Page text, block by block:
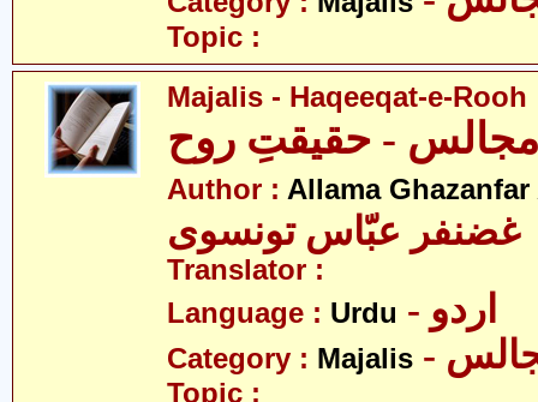
Topic :
Majalis - Haqeeqat-e-Rooh
مجالس - حقیقتِ روح
Author : Allama
غضنفر عبّاس تونسوی
Translator :
Language : Urdu - اردو
Category : Majalis
Topic :